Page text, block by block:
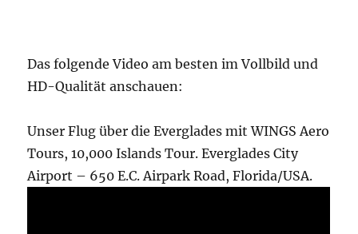
Das folgende Video am besten im Vollbild und
HD-Qualität anschauen:
Unser Flug über die ‪‎Everglades‬ mit WINGS Aero
Tours, 10,000 Islands Tour. Everglades City
Airport – 650 E.C. Airpark Road, Florida/USA.